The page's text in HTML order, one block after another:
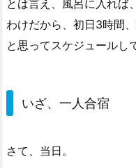
とは言え、風呂に入れば
わけだから、初日3時間
と思ってスケジュールし
いざ、一人合宿
さて、当日。